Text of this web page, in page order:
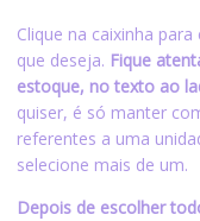
Clique na caixinha
que deseja. Fique
estoque, no texto ao
quiser, é só manter
referentes a uma
selecione mais de um.
Depois de escolher